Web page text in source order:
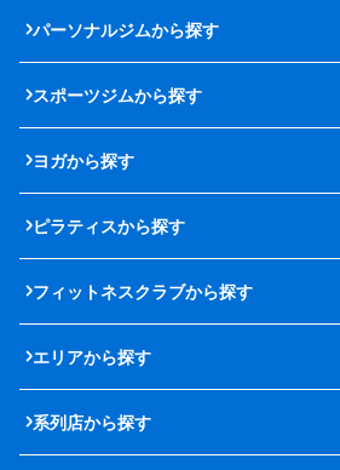
パーソナルジムから探す
スポーツジムから探す
ヨガから探す
ピラティスから探す
フィットネスクラブから探す
エリアから探す
系列店から探す